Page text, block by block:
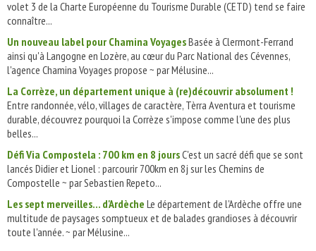
volet 3 de la Charte Européenne du Tourisme Durable (CETD) tend se faire
connaître...
Un nouveau label pour Chamina VoyagesBasée à Clermont-Ferrand
ainsi qu'à Langogne en Lozère, au cœur du Parc National des Cévennes,
l'agence Chamina Voyages propose ~ par Mélusine...
La Corrèze, un département unique à (re)découvrir absolument !
Entre randonnée, vélo, villages de caractère, Tèrra Aventura et tourisme
durable, découvrez pourquoi la Corrèze s'impose comme l'une des plus
belles...
Défi Via Compostela : 700 km en 8 joursC'est un sacré défi que se sont
lancés Didier et Lionel : parcourir 700km en 8j sur les Chemins de
Compostelle ~ par Sebastien Repeto...
Les sept merveilles... d'Ardèche Le département de l'Ardèche offre une
multitude de paysages somptueux et de balades grandioses à découvrir
toute l'année. ~ par Mélusine...